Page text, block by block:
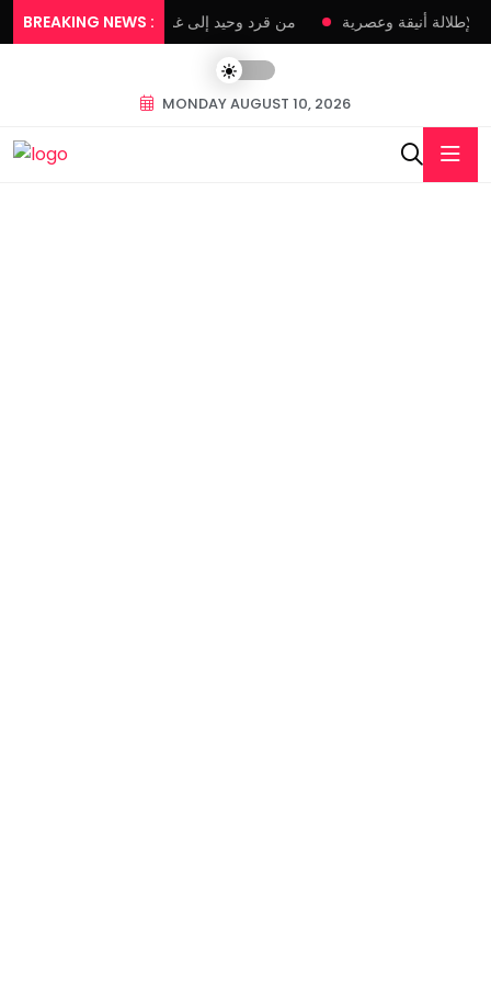
BREAKING NEWS :
من قرد وحيد إلى غروب الأرض، أبرز الصور المدهشة لإطلالة أنيقة وعصرية
MONDAY AUGUST 10, 2026